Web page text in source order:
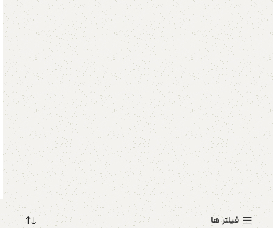
فیلتر ها